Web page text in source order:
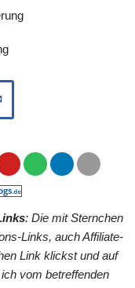
: Die mit Sternchen
Links, auch Affiliate-
Link klickst und auf
vom betreffenden